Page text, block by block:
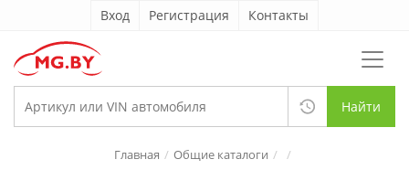
Вход Регистрация Контакты
Найти
Главная Общие каталоги